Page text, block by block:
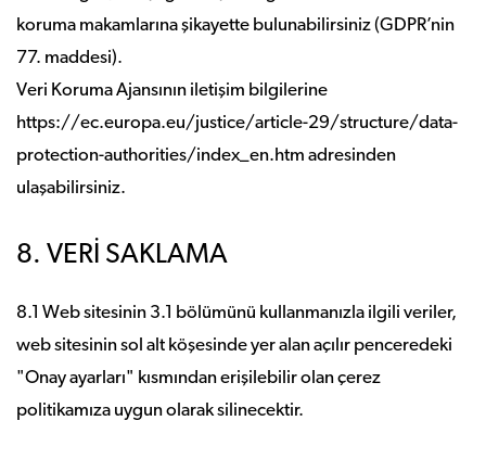
koruma makamlarına şikayette bulunabilirsiniz (GDPR’nin
77. maddesi).
Veri Koruma Ajansının iletişim bilgilerine
https://ec.europa.eu/justice/article-29/structure/data-
protection-authorities/index_en.htm adresinden
ulaşabilirsiniz.
8. VERİ SAKLAMA
8.1 Web sitesinin 3.1 bölümünü kullanmanızla ilgili veriler,
web sitesinin sol alt köşesinde yer alan açılır penceredeki
"Onay ayarları" kısmından erişilebilir olan çerez
politikamıza uygun olarak silinecektir.